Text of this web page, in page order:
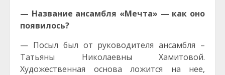
— Название ансамбля «Мечта» — как оно
появилось?
— Посыл был от руководителя ансамбля –
Татьяны Николаевны Хамитовой.
Художественная основа ложится на нее,